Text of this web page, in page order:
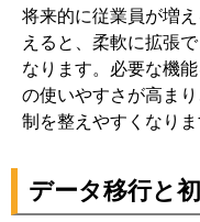
将来的に従業員が増
えると、柔軟に拡張
なります。必要な機
の使いやすさが高ま
制を整えやすくなりま
データ移行と